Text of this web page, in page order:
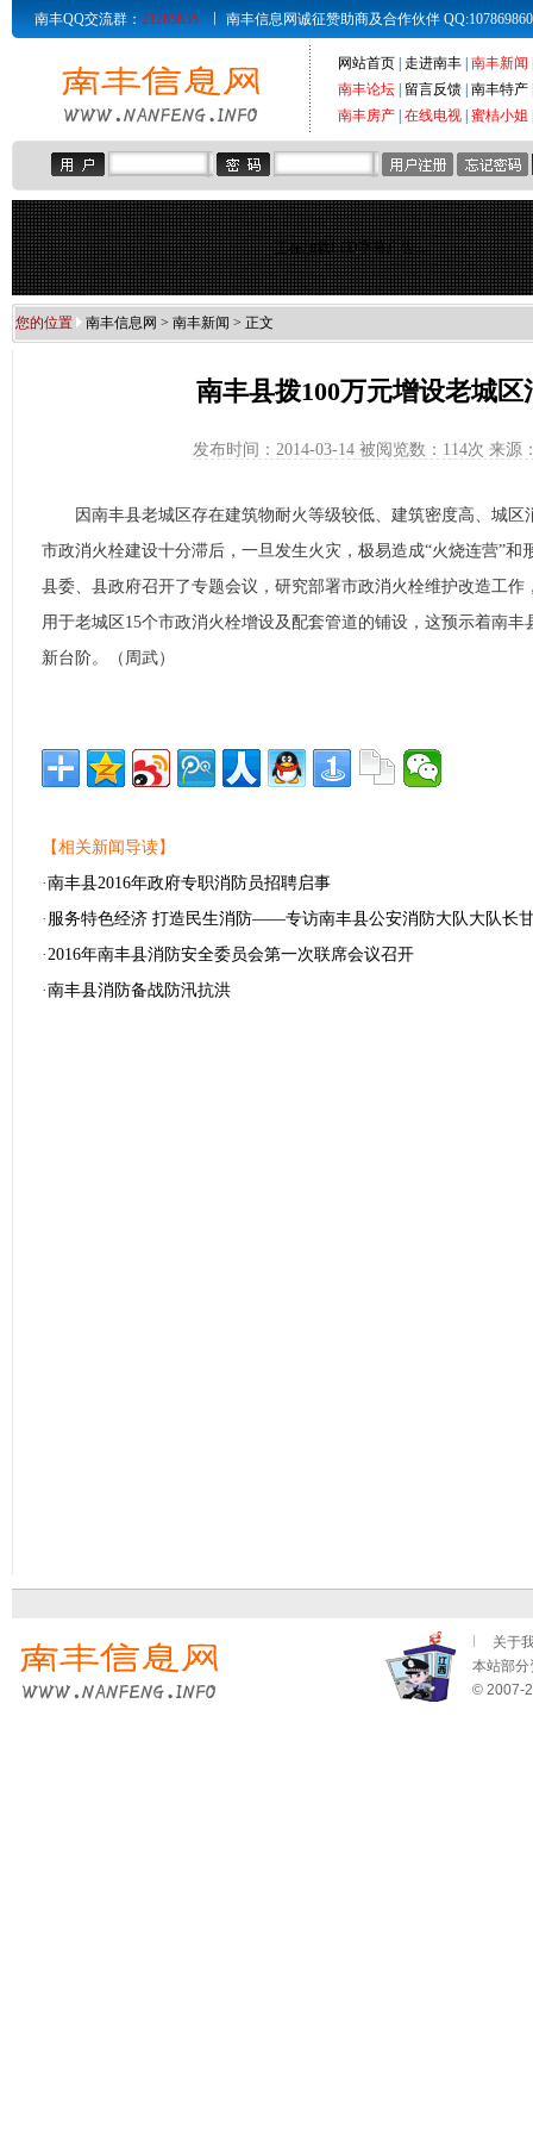
南丰QQ交流群： 21285835 南丰信息网诚征赞助商及合作伙伴
网站首页 走进南丰 南丰新闻
南丰论坛
留言反馈 南丰特产
南丰房产 在线电视 蜜桔小姐
正在加载LED字幕广告...
您的位置 南丰信息网 > 南丰新闻 > 正文
南丰县拨100万元增设老城区
发布时间：2014-03-14 被阅览数： 114次 来源
因南丰县老城区存在建筑物耐火等级较低、建筑密度高、城区
市政消火栓建设十分滞后，一旦发生火灾，极易造成“火烧连营”和
县委、县政府召开了专题会议，研究部署市政消火栓维护改造工作
用于老城区15个市政消火栓增设及配套管道的铺设，这预示着南
新台阶。（周武）
【相关新闻导读】
·南丰县2016年政府专职消防员招聘启事
· 服务特色经济 打造民生消防——专访南丰县公安消防大队大队长
·2016年南丰县消防安全委员会第一次联席会议召开
·南丰县消防备战防汛抗洪
关于
本站部分
© 2007-